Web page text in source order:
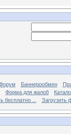
Баннерообмен
Форма для жалоб
бесплатно ...
Загрузить